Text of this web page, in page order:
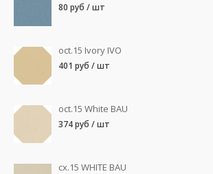
80 руб / шт
oct.15 Ivory IVO
401 руб / шт
oct.15 White BAU
374 руб / шт
cx.15 WHITE BAU